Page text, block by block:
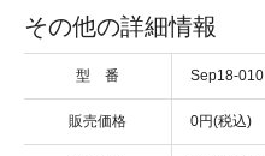
その他の詳細情報
型 番 Sep18-010
販売価格 0円(税込)